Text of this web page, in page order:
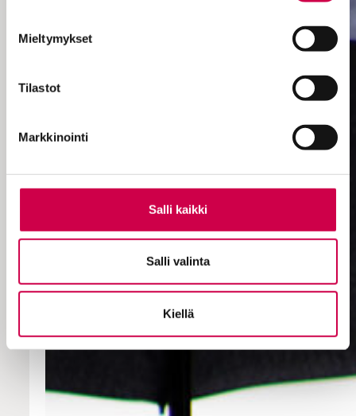
Mieltymykset
Tilastot
Markkinointi
Salli kaikki
Salli valinta
Kiellä